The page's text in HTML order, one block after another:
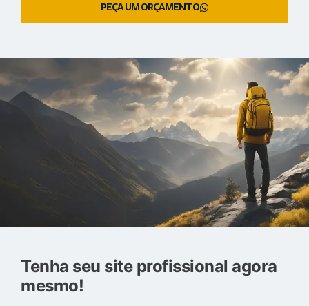
PEÇA UM ORÇAMENTO
Tenha seu site profissional agora
mesmo!